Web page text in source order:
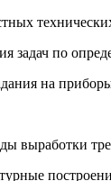
задач по
на
выработки